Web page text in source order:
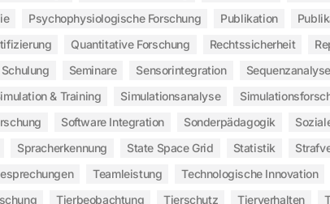
Psychophysiologische Forschung Publikation
Quantitative Forschung Rechtssicherheit
Schulung Seminare Sensorintegration Sequenzanalyse
& Training Simulationsanalyse
Software Integration Sonderpädagogik
Spracherkennung State Space Grid Statistik
Teamleistung Technologische Innovation
Tierbeobachtung Tierschutz Tierverhalten